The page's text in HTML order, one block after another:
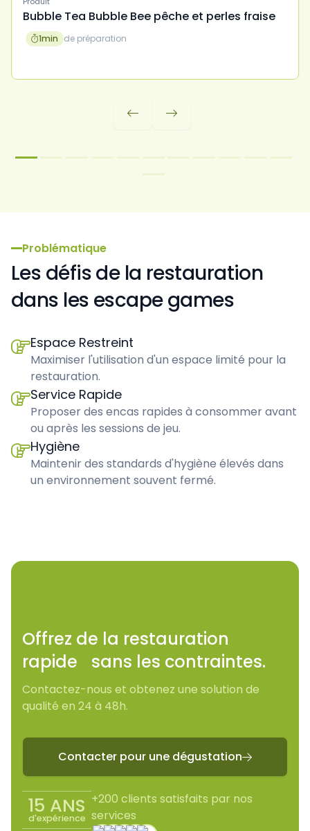
Bubble Tea Bubble Bee pêche et perles fraise
1min de préparation
 
Problématique
Les défis de la restauration
dans les escape games
Espace Restreint
Maximiser l'utilisation d'un espace limité pour la
restauration.
Service Rapide
Proposer des encas rapides à consommer avant
ou après les sessions de jeu.
Hygiène
Maintenir des standards d'hygiène élevés dans
un environnement souvent fermé.
Offrez de la restauration
rapide sans les contraintes.
Contactez-nous et obtenez une solution de
qualité en 24 à 48h.
Contacter pour une dégustation
15 ANS
d'expérience
+200 clients satisfaits par nos
services